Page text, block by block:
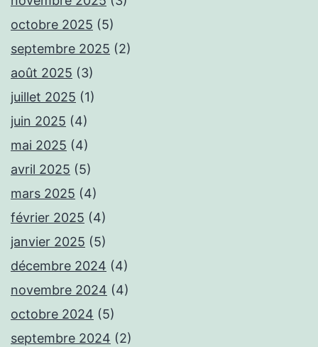
octobre 2025 (5)
septembre 2025 (2)
août 2025 (3)
juillet 2025 (1)
juin 2025 (4)
mai 2025 (4)
avril 2025 (5)
mars 2025 (4)
février 2025 (4)
janvier 2025 (5)
décembre 2024 (4)
novembre 2024 (4)
octobre 2024 (5)
septembre 2024 (2)